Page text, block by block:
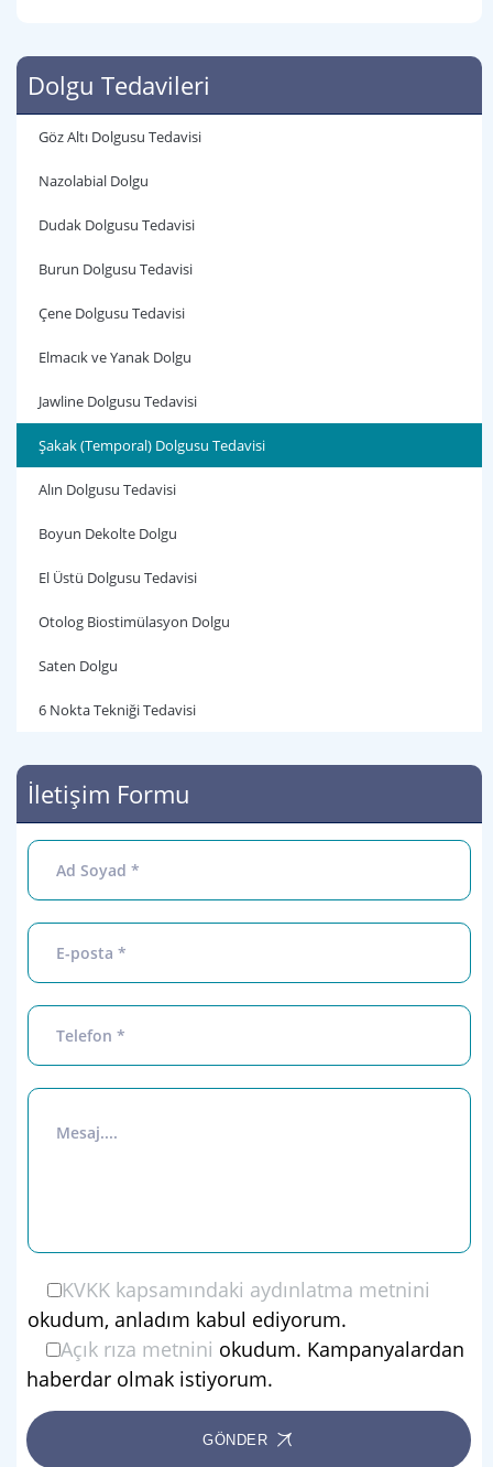
Dolgu Tedavileri
Göz Altı Dolgusu Tedavisi
Nazolabial Dolgu
Dudak Dolgusu Tedavisi
Burun Dolgusu Tedavisi
Çene Dolgusu Tedavisi
Elmacık ve Yanak Dolgu
Jawline Dolgusu Tedavisi
Şakak (Temporal) Dolgusu Tedavisi
Alın Dolgusu Tedavisi
Boyun Dekolte Dolgu
El Üstü Dolgusu Tedavisi
Otolog Biostimülasyon Dolgu
Saten Dolgu
6 Nokta Tekniği Tedavisi
İletişim Formu
KVKK kapsamındaki aydınlatma metnini
okudum, anladım kabul ediyorum.
Açık rıza metnini okudum. Kampanyalardan
haberdar olmak istiyorum.
GÖNDER